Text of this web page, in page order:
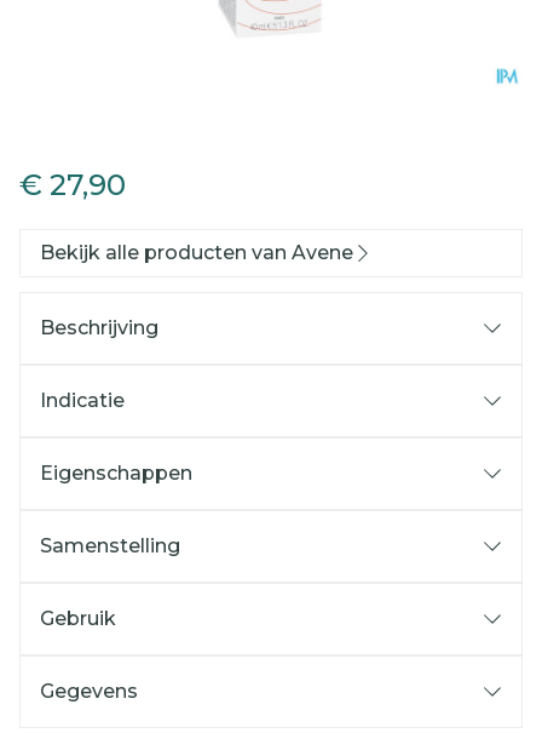
€ 27,90
Bekijk alle producten van Avene
Beschrijving
Indicatie
Eigenschappen
Samenstelling
Gebruik
Gegevens